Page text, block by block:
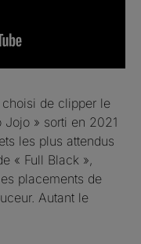
de clipper le
» sorti en 2021
les plus attendus
« Full Black »,
placements de
Autant le